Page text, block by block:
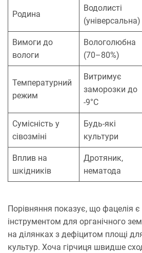
Родина
Водолисті
(універсальна)
Вимоги до
вологи
Вологолюбна
(70–80%)
Температурний
режим
Витримує
заморозки до
-9°C
Сумісність у
сівозміні
Будь-які
культури
Вплив на
шкідників
Дротяник,
нематода
Порівняння показує, що фацелія
інструментом для органічного
на ділянках з дефіцитом площі
культур. Хоча гірчиця швидше